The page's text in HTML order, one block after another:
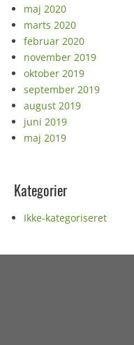
maj 2020
marts 2020
februar 2020
november 2019
oktober 2019
september 2019
august 2019
juni 2019
maj 2019
Kategorier
Ikke-kategoriseret